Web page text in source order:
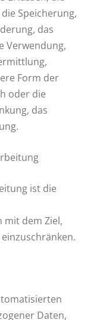
Speicherung,
das
Verwendung,
Form der
oder die
das
ist die
mit dem Ziel,
Daten,